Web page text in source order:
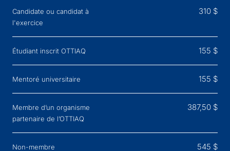
Candidate ou candidat à
l'exercice
310 $
Étudiant inscrit OTTIAQ 155 $
Mentoré universitaire 155 $
Membre d’un organisme
partenaire de l’OTTIAQ
387,50 $
Non-membre 545 $